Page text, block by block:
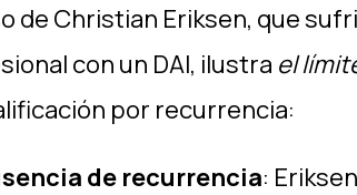
de Christian Eriksen, que
con un DAI, ilustra el
por recurrencia:
de recurrencia: